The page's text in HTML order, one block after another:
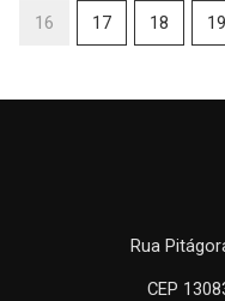
16 17 18 19
Rua
CEP